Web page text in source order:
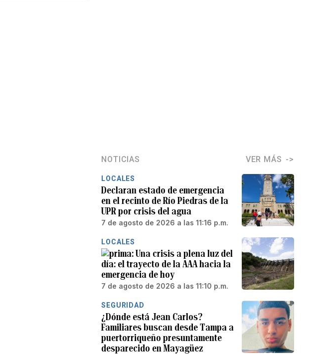
NOTICIAS VER MÁS
LOCALES
Declaran estado de emergencia
en el recinto de Río Piedras de la
UPR por crisis del agua
7 de agosto de 2026 a las 11:16 p.m.
LOCALES
Una crisis a plena luz del
día: el trayecto de la AAA hacia la
emergencia de hoy
7 de agosto de 2026 a las 11:10 p.m.
SEGURIDAD
¿Dónde está Jean Carlos?
Familiares buscan desde Tampa a
puertorriqueño presuntamente
desparecido en Mayagüez